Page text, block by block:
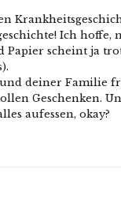
Ich hoffe,
Papier scheint ja
deiner Familie
Geschenken.
aufessen, okay?